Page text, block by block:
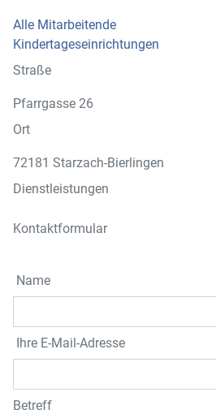
Alle Mitarbeitende
Kindertageseinrichtungen
Straße
Pfarrgasse 26
Ort
72181 Starzach-Bierlingen
Dienstleistungen
Kontaktformular
Name
Ihre E-Mail-Adresse
Betreff